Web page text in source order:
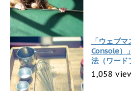
「ウェブ
Console）
法（ワード
1,058